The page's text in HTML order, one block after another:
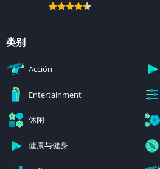
类别
Acción
Entertainment
休闲
健康与健身